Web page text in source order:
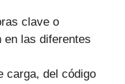
clave o
en las diferentes
carga, del código